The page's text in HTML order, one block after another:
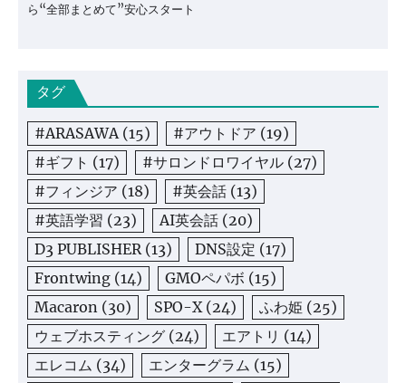
ら“全部まとめて”安心スタート
タグ
#ARASAWA (15) #アウトドア (19)
#ギフト (17) #サロンドロワイヤル (27)
#フィンジア (18) #英会話 (13)
#英語学習 (23) AI英会話 (20)
D3 PUBLISHER (13) DNS設定 (17)
Frontwing (14) GMOペパボ (15)
Macaron (30) SPO-X (24) ふわ姫 (25)
ウェブホスティング (24) エアトリ (14)
エレコム (34) エンターグラム (15)